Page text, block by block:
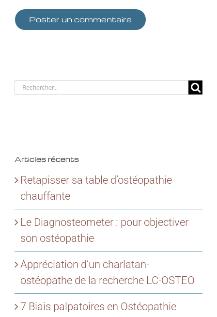
Rechercher:
Articles récents
Retapisser sa table d’ostéopathie
chauffante
Le Diagnosteometer : pour objectiver
son ostéopathie
Appréciation d’un charlatan-
ostéopathe de la recherche LC-OSTEO
7 Biais palpatoires en Ostéopathie